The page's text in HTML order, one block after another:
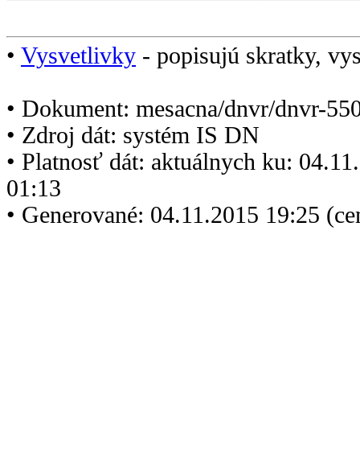
• Vysvetlivky - popisujú skratky,
• Dokument: mesacna/dnvr/dnvr-
• Zdroj dát: systém IS DN
• Platnosť dát: aktuálnych ku:
01:13
• Generované: 04.11.2015 19:25